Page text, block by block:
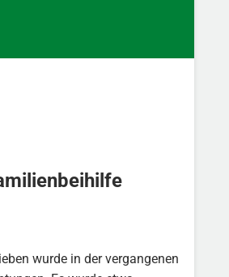
wurde in der vergangenen